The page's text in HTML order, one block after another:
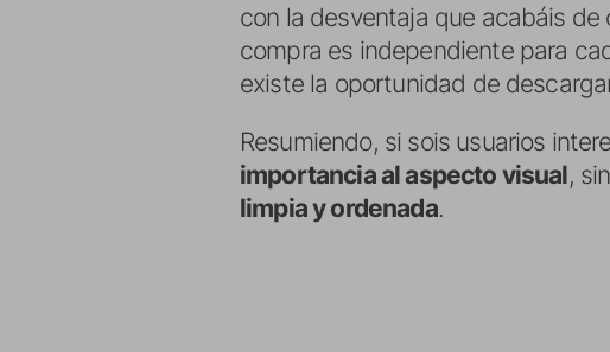
con la desventaja que acabáis de
compra es independiente para
existe la oportunidad de
Resumiendo, si sois usuarios
importancia al aspecto visual,
limpia y ordenada.